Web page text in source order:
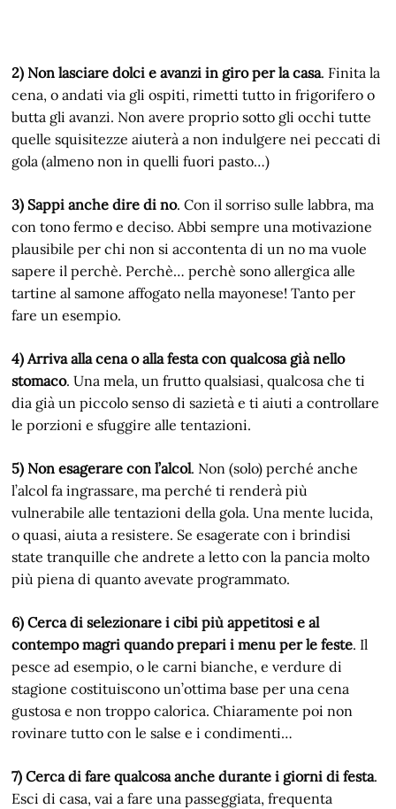
2) Non lasciare dolci e avanzi in giro per la casa. Finita la
cena, o andati via gli ospiti, rimetti tutto in frigorifero o
butta gli avanzi. Non avere proprio sotto gli occhi tutte
quelle squisitezze aiuterà a non indulgere nei peccati di
gola (almeno non in quelli fuori pasto…)
3) Sappi anche dire di no. Con il sorriso sulle labbra, ma
con tono fermo e deciso. Abbi sempre una motivazione
plausibile per chi non si accontenta di un no ma vuole
sapere il perchè. Perchè… perchè sono allergica alle
tartine al samone affogato nella mayonese! Tanto per
fare un esempio.
4) Arriva alla cena o alla festa con qualcosa già nello
stomaco. Una mela, un frutto qualsiasi, qualcosa che ti
dia già un piccolo senso di sazietà e ti aiuti a controllare
le porzioni e sfuggire alle tentazioni.
5) Non esagerare con l’alcol. Non (solo) perché anche
l’alcol fa ingrassare, ma perché ti renderà più
vulnerabile alle tentazioni della gola. Una mente lucida,
o quasi, aiuta a resistere. Se esagerate con i brindisi
state tranquille che andrete a letto con la pancia molto
più piena di quanto avevate programmato.
6) Cerca di selezionare i cibi più appetitosi e al
contempo magri quando prepari i menu per le feste. Il
pesce ad esempio, o le carni bianche, e verdure di
stagione costituiscono un’ottima base per una cena
gustosa e non troppo calorica. Chiaramente poi non
rovinare tutto con le salse e i condimenti…
7) Cerca di fare qualcosa anche durante i giorni di festa.
Esci di casa, vai a fare una passeggiata, frequenta